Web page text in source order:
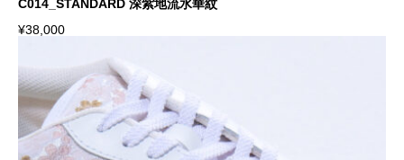
C014_STANDARD 深紫地流水華紋
¥38,000